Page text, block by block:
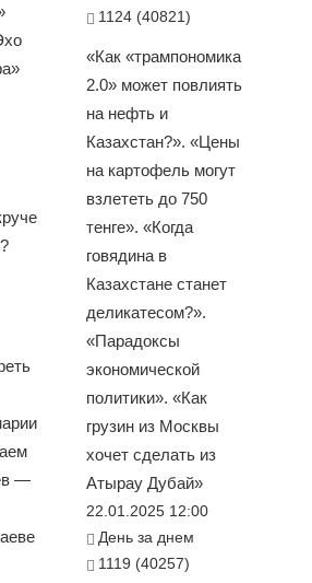
—
1124 (40821)
«Как «трампономика
2.0» может повлиять
на нефть и
Казахстан?». «Цены
на картофель могут
взлететь до 750
тенге». «Когда
говядина в
Казахстане станет
деликатесом?».
«Парадоксы
экономической
политики». «Как
грузин из Москвы
хочет сделать из
Атырау Дубай»
22.01.2025 12:00
День за днем
1119 (40257)